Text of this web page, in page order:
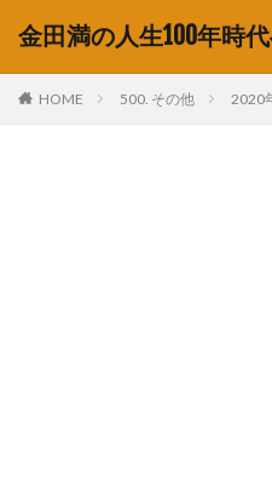
金田満の人生100年時
HOME 500. その他 2020